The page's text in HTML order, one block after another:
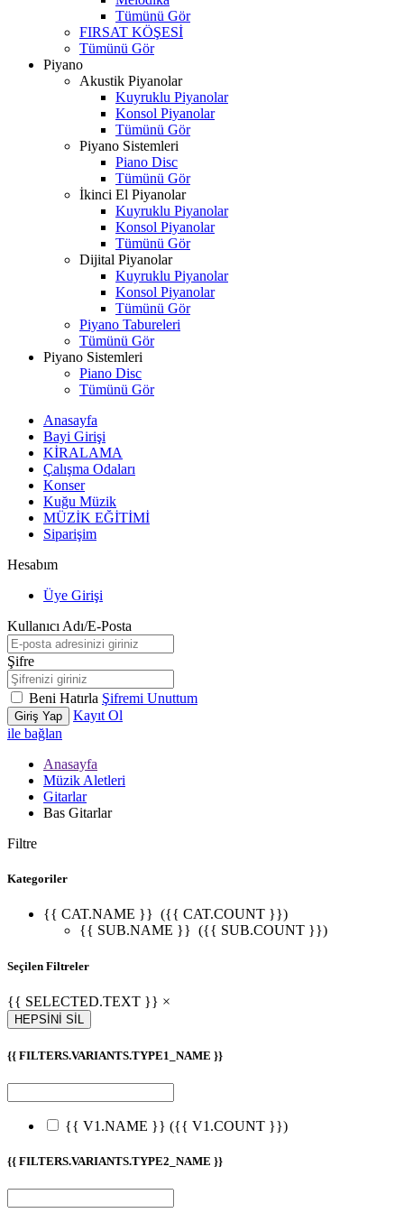
Tümünü Gör
FIRSAT KÖŞESİ
Tümünü Gör
Piyano
Akustik Piyanolar
Kuyruklu Piyanolar
Konsol Piyanolar
Tümünü Gör
Piyano Sistemleri
Piano Disc
Tümünü Gör
İkinci El Piyanolar
Kuyruklu Piyanolar
Konsol Piyanolar
Tümünü Gör
Dijital Piyanolar
Kuyruklu Piyanolar
Konsol Piyanolar
Tümünü Gör
Piyano Tabureleri
Tümünü Gör
Piyano Sistemleri
Piano Disc
Tümünü Gör
Anasayfa
Bayi Girişi
KİRALAMA
Çalışma Odaları
Konser
Kuğu Müzik
MÜZİK EĞİTİMİ
Siparişim
Hesabım
Üye Girişi
Kullanıcı Adı/E-Posta
Şifre
Beni Hatırla Şifremi Unuttum
Giriş Yap
Kayıt Ol
ile bağlan
Anasayfa
Müzik Aletleri
Gitarlar
Bas Gitarlar
Filtre
Kategoriler
{{ CAT.NAME }} ({{ CAT.COUNT }})
{{ SUB.NAME }} ({{ SUB.COUNT }})
Seçilen Filtreler
{{ SELECTED.TEXT }} ×
HEPSİNİ SİL
{{ FILTERS.VARIANTS.TYPE1_NAME }}
{{ V1.NAME }} ({{ V1.COUNT }})
{{ FILTERS.VARIANTS.TYPE2_NAME }}